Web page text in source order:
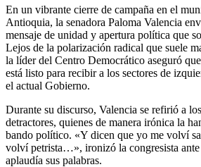
En un vibrante cierre de campaña en el
Antioquia, la senadora Paloma Valencia
mensaje de unidad y apertura política que
Lejos de la polarización radical que suele
la líder del Centro Democrático aseguró
está listo para recibir a los sectores de
el actual Gobierno.
Durante su discurso, Valencia se refirió a
detractores, quienes de manera irónica la
bando político. «Y dicen que yo me volví
volví petrista…», ironizó la congresista
aplaudía sus palabras.